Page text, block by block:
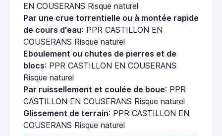
EN COUSERANS Risque naturel
Par une crue torrentielle ou à montée rapide
de cours d'eau: PPR CASTILLON EN
COUSERANS Risque naturel
Eboulement ou chutes de pierres et de
blocs: PPR CASTILLON EN COUSERANS
Risque naturel
Par ruissellement et coulée de boue: PPR
CASTILLON EN COUSERANS Risque naturel
Glissement de terrain: PPR CASTILLON EN
COUSERANS Risque naturel